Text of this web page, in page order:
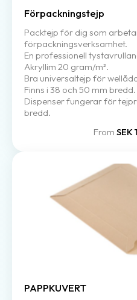
Förpackningstejp
Packtejp för dig som
förpackningsverksamhet.
En professionell
Akryllim 20 gram/m².
Bra universaltejp för
Finns i 38 och 50 mm bredd.
Dispenser fungerar för
bredd.
From SEK
PAPPKUVERT